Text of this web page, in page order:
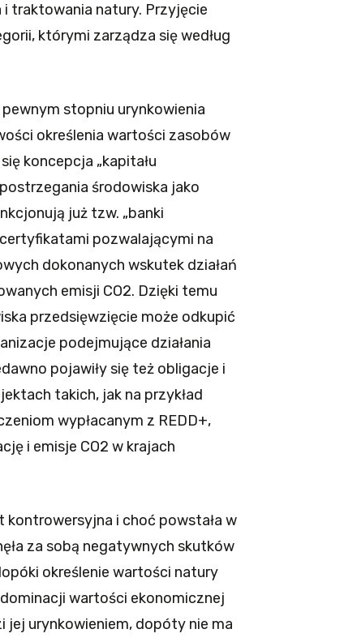
traktowania natury. Przyjęcie
którymi zarządza się według
stopniu urynkowienia
określenia wartości zasobów
koncepcja „kapitału
środowiska jako
już tzw. „banki
pozwalającymi na
dokonanych wskutek działań
emisji CO2. Dzięki temu
przedsięwzięcie może odkupić
podejmujące działania
pojawiły się też obligacje i
takich, jak na przykład
wypłacanym z REDD+,
i emisje CO2 w krajach
i choć powstała w
za sobą negatywnych skutków
określenie wartości natury
wartości ekonomicznej
jej urynkowieniem, dopóty nie ma